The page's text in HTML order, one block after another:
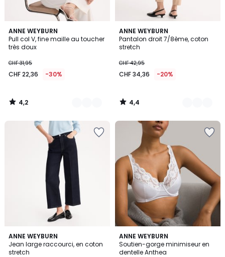
ANNE WEYBURN
Pull col V, fine maille au toucher
très doux
CHF 31,95
CHF 22,36 -30%
4,2
/ 5
4
Couleurs
4,2
/
ANNE WEYBURN
Pantalon droit 7/8ème, coton
stretch
CHF 42,95
CHF 34,36 -20%
4,4
/ 5
4
Couleurs
4,4
/
ANNE WEYBURN
Jean large raccourci, en coton
stretch
4,7
/ 5
2
Couleurs
ANNE WEYBURN
Soutien-gorge minimiseur en
dentelle Anthea
3,6
/ 5
2
Couleurs